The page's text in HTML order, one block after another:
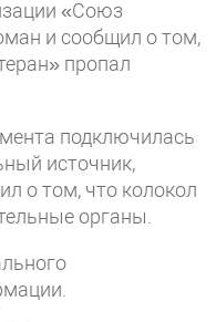
«Союз
и сообщил о том,
пропал
подключилась
источник,
о том, что колокол
органы.